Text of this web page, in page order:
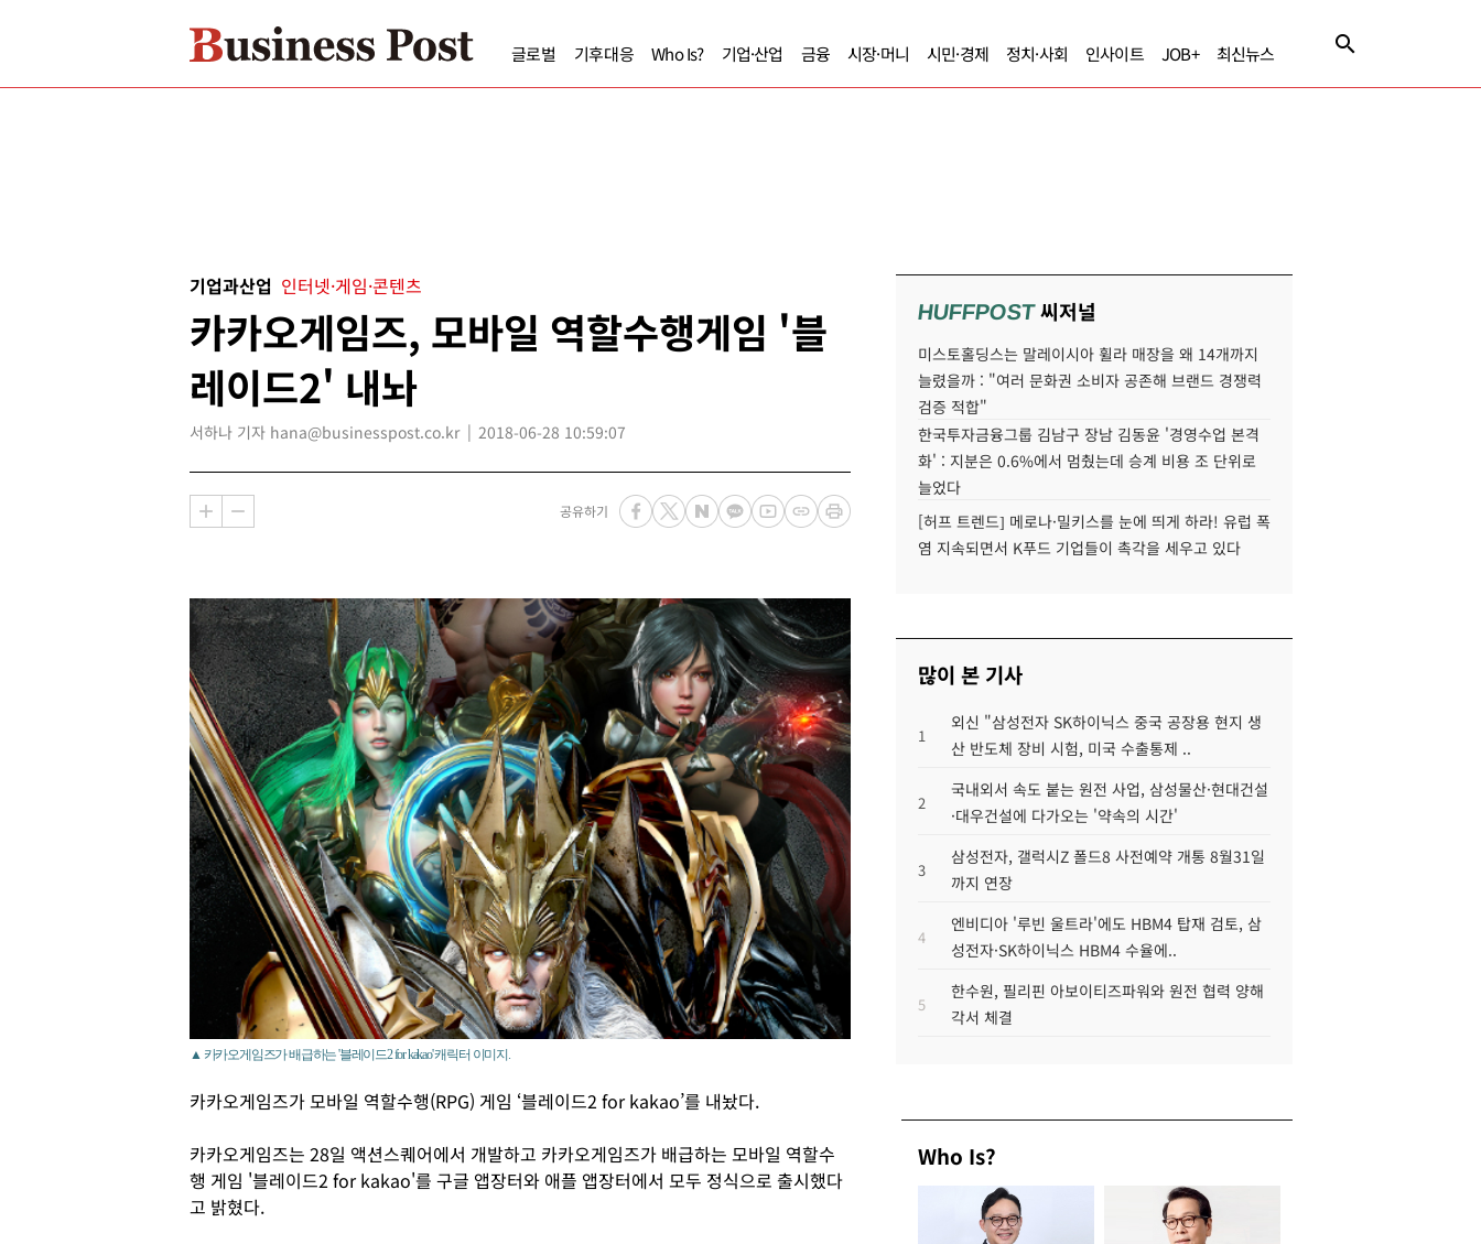
글로벌 기후대응 Who Is? 기업·산업 금융 시장·머니 시민·경제 정치·사회 인사이트 JOB+ 최신뉴스
기업과산업 인터넷·게임·콘텐츠
카카오게임즈, 모바일 역할수행게임 '블
레이드2' 내놔
서하나 기자 hana@businesspost.co.kr 2018-06-28 10:59:07
공유하기
▲ 카카오게임즈가 배급하는 '블레이드2 for kakao' 캐릭터 이미지.
카카오게임즈가 모바일 역할수행(RPG) 게임 ‘블레이드2 for kakao’를 내놨다.
카카오게임즈는 28일 액션스퀘어에서 개발하고 카카오게임즈가 배급하는 모바일 역할수
행 게임 '블레이드2 for kakao'를 구글 앱장터와 애플 앱장터에서 모두 정식으로 출시했다
고 밝혔다.
HUFFPOST씨저널
미스토홀딩스는 말레이시아 휠라 매장을 왜 14개까지
늘렸을까 : "여러 문화권 소비자 공존해 브랜드 경쟁력
검증 적합"
한국투자금융그룹 김남구 장남 김동윤 '경영수업 본격
화' : 지분은 0.6%에서 멈췄는데 승계 비용 조 단위로
늘었다
[허프 트렌드] 메로나·밀키스를 눈에 띄게 하라! 유럽 폭
염 지속되면서 K푸드 기업들이 촉각을 세우고 있다
많이 본 기사
1
외신 "삼성전자 SK하이닉스 중국 공장용 현지 생
산 반도체 장비 시험, 미국 수출통제 ..
2
국내외서 속도 붙는 원전 사업, 삼성물산·현대건설
·대우건설에 다가오는 '약속의 시간'
3
삼성전자, 갤럭시Z 폴드8 사전예약 개통 8월31일
까지 연장
4
엔비디아 '루빈 울트라'에도 HBM4 탑재 검토, 삼
성전자·SK하이닉스 HBM4 수율에..
5
한수원, 필리핀 아보이티즈파워와 원전 협력 양해
각서 체결
Who Is?